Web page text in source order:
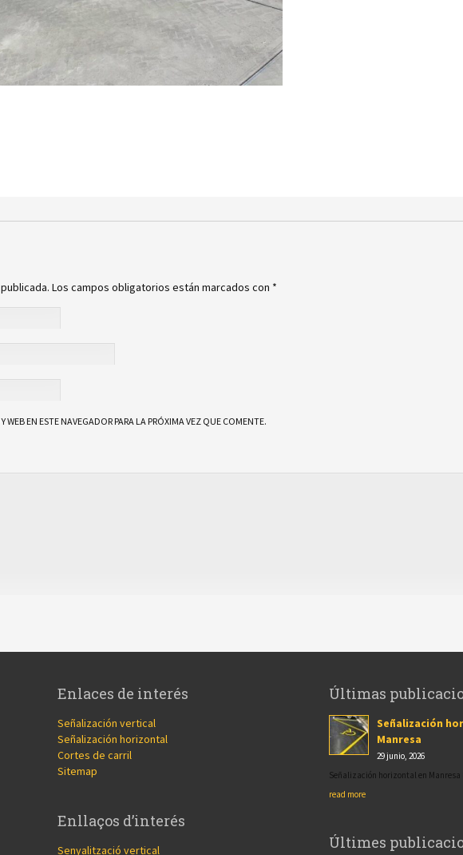
Los campos obligatorios están marcados con *
EN ESTE NAVEGADOR PARA LA PRÓXIMA VEZ QUE COMENTE.
Enlaces de interés
Señalización vertical
Señalización horizontal
Cortes de carril
Sitemap
Enllaços d’interés
Senyalització vertical
Últimas
Señalización
Manresa
29 junio, 2026
Señalización horizontal en Manresa
read more
Últimes